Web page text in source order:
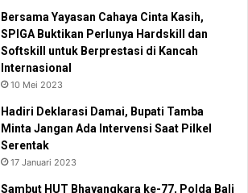
Bersama Yayasan Cahaya Cinta Kasih,
SPIGA Buktikan Perlunya Hardskill dan
Softskill untuk Berprestasi di Kancah
Internasional
10 Mei 2023
Hadiri Deklarasi Damai, Bupati Tamba
Minta Jangan Ada Intervensi Saat Pilkel
Serentak
17 Januari 2023
Sambut HUT Bhayangkara ke-77, Polda Bali